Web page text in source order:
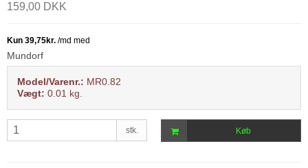
159,00 DKK
Mundorf
Model/Varenr.: MR0.82
Vægt: 0.01 kg.
stk. Køb